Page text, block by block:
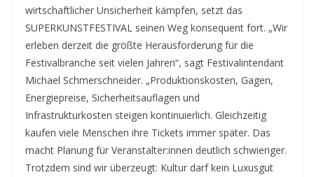
wirtschaftlicher Unsicherheit kämpfen, setzt das
SUPERKUNSTFESTIVAL seinen Weg konsequent fort. „Wir
erleben derzeit die größte Herausforderung für die
Festivalbranche seit vielen Jahren“, sagt Festivalintendant
Michael Schmerschneider. „Produktionskosten, Gagen,
Energiepreise, Sicherheitsauflagen und
Infrastrukturkosten steigen kontinuierlich. Gleichzeitig
kaufen viele Menschen ihre Tickets immer später. Das
macht Planung für Veranstalter:innen deutlich schwieriger.
Trotzdem sind wir überzeugt: Kultur darf kein Luxusgut